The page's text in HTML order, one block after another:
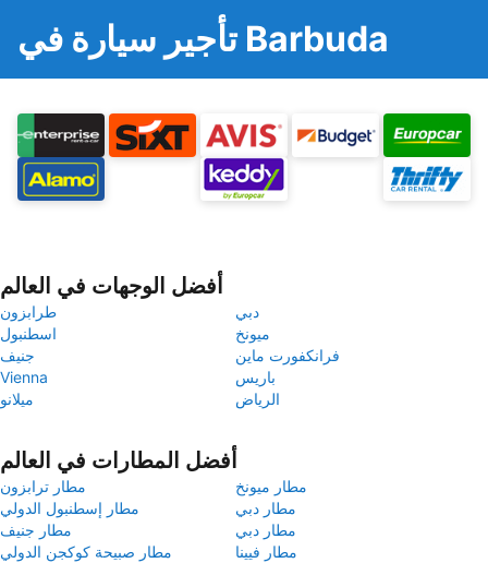
تأجير سيارة في Barbuda
أفضل الوجهات في العالم
طرابزون
دبي
اسطنبول
ميونخ
جنيف
فرانكفورت ماين
Vienna
باريس
ميلانو
الرياض
أفضل المطارات في العالم
مطار ترابزون
مطار ميونخ
مطار إسطنبول الدولي
مطار دبي
مطار جنيف
مطار دبي
مطار صبيحة كوكجن الدولي
مطار فيينا